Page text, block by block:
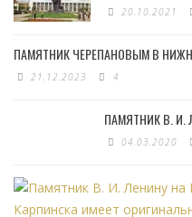
20.10.2021
ПАМЯТНИК ЧЕРЕПАНОВЫМ В
21.12.2023 4
ПАМЯТНИК В. И.
04.03.2020